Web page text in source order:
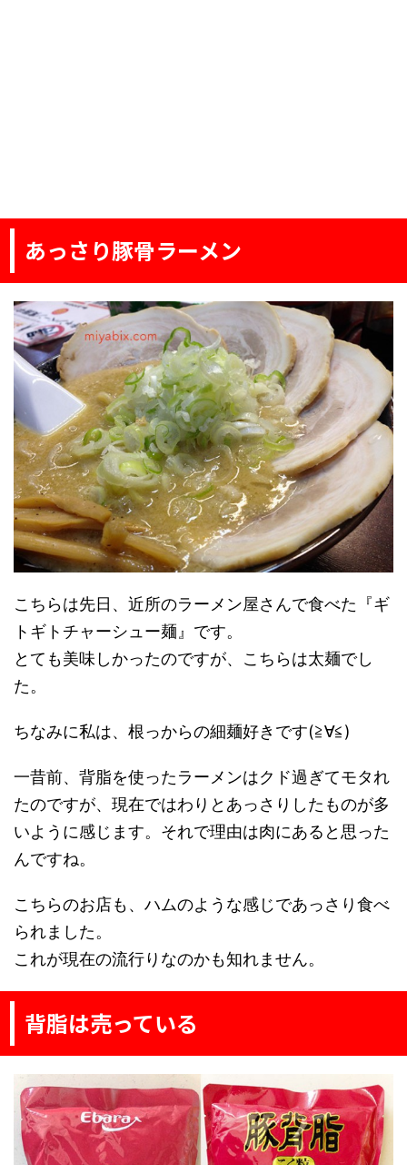
あっさり豚骨ラーメン
こちらは先日、近所のラーメン屋さんで食べた『ギ
トギトチャーシュー麺』です。
とても美味しかったのですが、こちらは太麺でし
た。
ちなみに私は、根っからの細麺好きです(≧∀≦)
一昔前、背脂を使ったラーメンはクド過ぎてモタれ
たのですが、現在ではわりとあっさりしたものが多
いように感じます。それで理由は肉にあると思った
んですね。
こちらのお店も、ハムのような感じであっさり食べ
られました。
これが現在の流行りなのかも知れません。
背脂は売っている